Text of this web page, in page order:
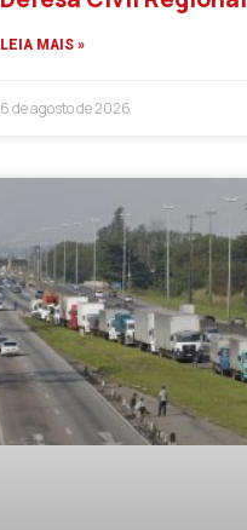
LEIA MAIS »
6 de agosto de 2026